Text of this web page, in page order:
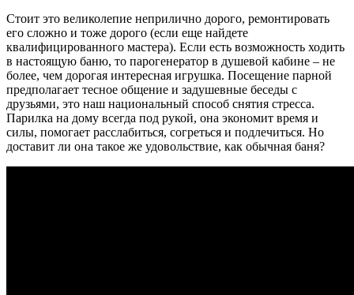
Стоит это великолепие неприлично дорого, ремонтировать
его сложно и тоже дорого (если еще найдете
квалифицированного мастера). Если есть возможность ходить
в настоящую баню, то парогенератор в душевой кабине – не
более, чем дорогая интересная игрушка. Посещение парной
предполагает тесное общение и задушевные беседы с
друзьями, это наш национальный способ снятия стресса.
Парилка на дому всегда под рукой, она экономит время и
силы, помогает расслабиться, согреться и подлечиться. Но
доставит ли она такое же удовольствие, как обычная баня?